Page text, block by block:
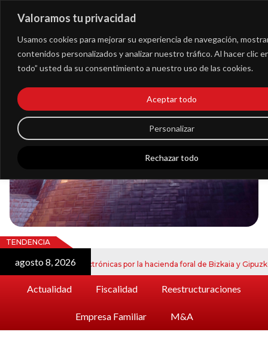
Valoramos tu privacidad
Usamos cookies para mejorar su experiencia de navegación,
contenidos personalizados y analizar nuestro tráfico. Al hacer clic
todo” usted da su consentimiento a nuestro uso de las cookies.
Personalizar
Rechazar todo
Aceptar todo
Blog
Noticias
TENDENCIA
agosto 8, 2026
notificaciones electrónicas por la hacienda foral de Bizkaia y Gipuzkoa
Actualidad Fiscalidad Reestructuraciones
Empresa Familiar M&A